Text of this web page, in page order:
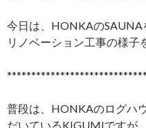
今日は、HONKAのSAUNA
リノベーション工事の様
普段は、HONKAのログハ
だいているKIGUMIですが